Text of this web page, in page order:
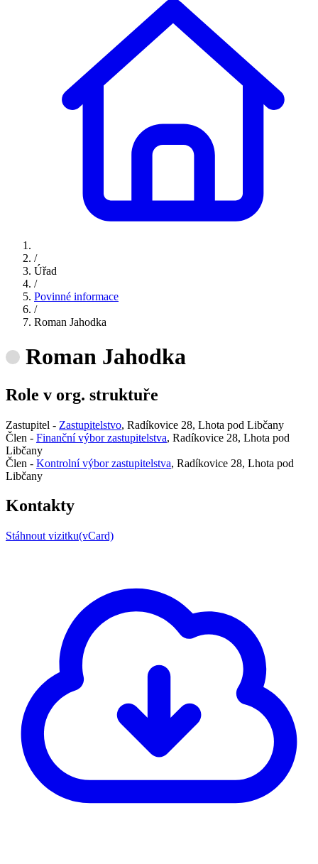
/
Úřad
/
Povinné informace
/
Roman Jahodka
Roman Jahodka
Role v org. struktuře
Zastupitel - Zastupitelstvo, Radíkovice 28, Lhota pod Libčany
Člen - Finanční výbor zastupitelstva, Radíkovice 28, Lhota pod
Libčany
Člen - Kontrolní výbor zastupitelstva, Radíkovice 28, Lhota pod
Libčany
Kontakty
Stáhnout vizitku(vCard)